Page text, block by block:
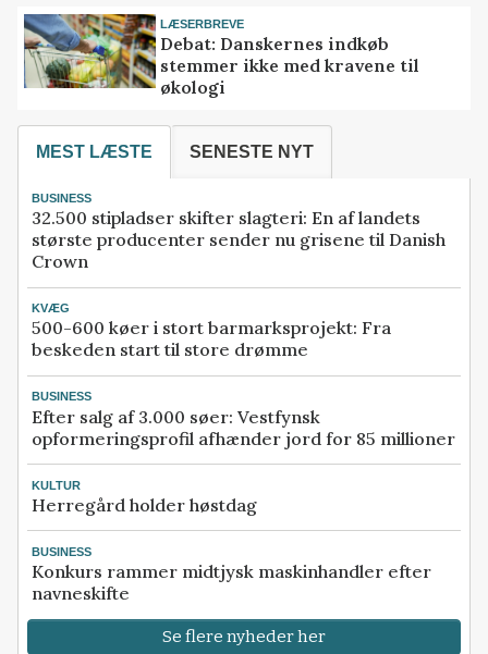
LÆSERBREVE
Debat: Danskernes indkøb
stemmer ikke med kravene til
økologi
MEST LÆSTE SENESTE NYT
BUSINESS
32.500 stipladser skifter slagteri: En af landets
største producenter sender nu grisene til Danish
Crown
KVÆG
500-600 køer i stort barmarksprojekt: Fra
beskeden start til store drømme
BUSINESS
Efter salg af 3.000 søer: Vestfynsk
opformeringsprofil afhænder jord for 85 millioner
KULTUR
Herregård holder høstdag
BUSINESS
Konkurs rammer midtjysk maskinhandler efter
navneskifte
Se flere nyheder her